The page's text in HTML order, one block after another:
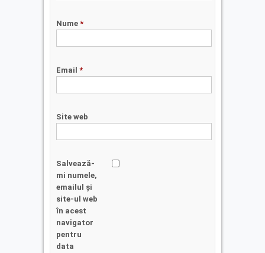
Nume *
Email *
Site web
Salvează-
mi numele,
emailul și
site-ul web
în acest
navigator
pentru
data